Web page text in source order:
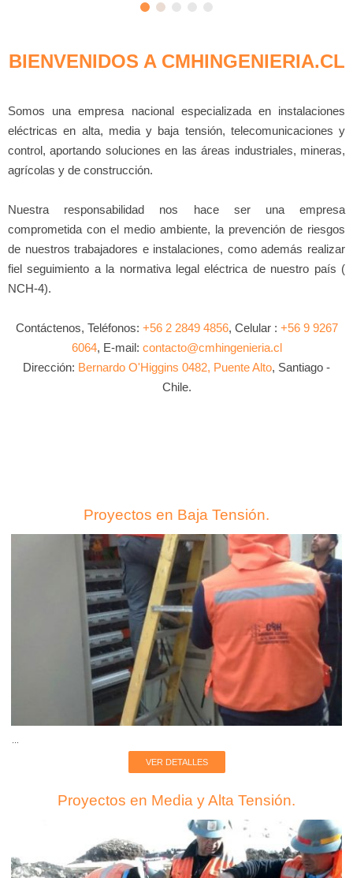
BIENVENIDOS A CMHINGENIERIA.CL
Somos una empresa nacional especializada en instalaciones
eléctricas en alta, media y baja tensión, telecomunicaciones y
control, aportando soluciones en las áreas industriales, mineras,
agrícolas y de construcción.
Nuestra responsabilidad nos hace ser una empresa
comprometida con el medio ambiente, la prevención de riesgos
de nuestros trabajadores e instalaciones, como además realizar
fiel seguimiento a la normativa legal eléctrica de nuestro país (
NCH-4).
Contáctenos, Teléfonos: +56 2 2849 4856, Celular : +56 9 9267
6064, E-mail: contacto@cmhingenieria.cl
Dirección: Bernardo O'Higgins 0482, Puente Alto, Santiago -
Chile.
Proyectos en Baja Tensión.
VER DETALLES
Proyectos en Media y Alta Tensión.